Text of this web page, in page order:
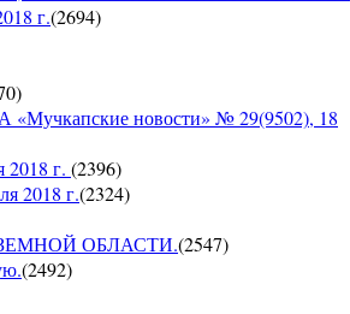
г.(2694)
)
новости» № 29(9502), 18
г. (2396)
2018 г.(2324)
ОБЛАСТИ.(2547)
(2492)